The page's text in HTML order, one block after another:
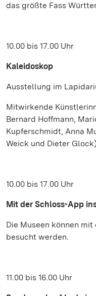
das größte Fass
10.00 bis 17.00 Uhr
Kaleidoskop
Ausstellung im
Mitwirkende
Bernard Hoffmann,
Kupferschmidt, Anna
Weick und Dieter Glock)
10.00 bis 17.00 Uhr
Mit der Schloss-App
Die Museen können
besucht werden.
11.00 bis 16.00 Uhr